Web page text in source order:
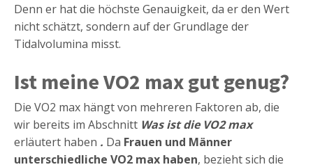
Denn er hat die höchste Genauigkeit, da er den Wert
nicht schätzt, sondern auf der Grundlage der
Tidalvolumina misst.
Ist meine VO2 max gut genug?
Die VO2 max hängt von mehreren Faktoren ab, die
wir bereits im Abschnitt Was ist die VO2 max
erläutert haben . Da Frauen und Männer
unterschiedliche VO2 max haben, bezieht sich die